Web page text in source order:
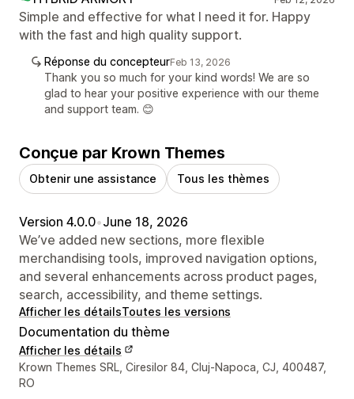
Simple and effective for what I need it for. Happy
with the fast and high quality support.
Réponse du concepteurFeb 13, 2026
Thank you so much for your kind words! We are so
glad to hear your positive experience with our theme
and support team. 😊
Conçue par Krown Themes
Obtenir une assistance Tous les thèmes
Version 4.0.0•June 18, 2026
We’ve added new sections, more flexible
merchandising tools, improved navigation options,
and several enhancements across product pages,
search, accessibility, and theme settings.
Afficher les détailsToutes les versions
Documentation du thème
Afficher les détails
Coordonnées du concepteur
Krown Themes SRL, Ciresilor 84, Cluj-Napoca, CJ, 400487,
RO